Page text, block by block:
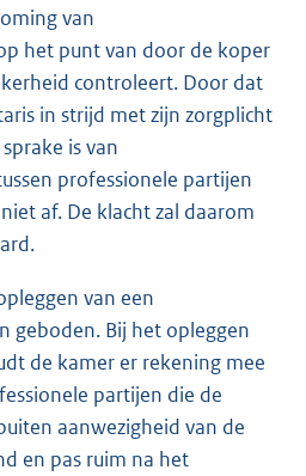
van
het punt van door de koper
controleert. Door dat
in strijd met zijn zorgplicht
is van
professionele partijen
af. De klacht zal daarom
van een
geboden. Bij het opleggen
de kamer er rekening mee
partijen die de
aanwezigheid van de
en pas ruim na het